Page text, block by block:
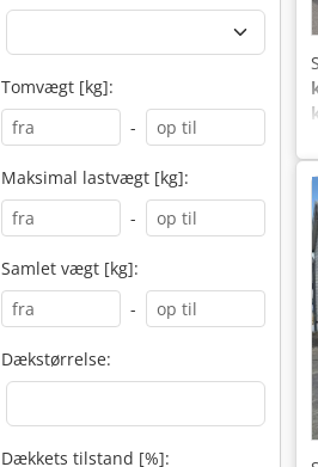
Tomvægt [kg]:
-
Maksimal lastvægt [kg]:
-
Samlet vægt [kg]:
-
Dækstørrelse:
Dækkets tilstand [%]: